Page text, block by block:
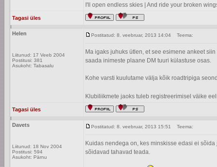
I'll open endless skies | And ride your broken
Tagasi üles
Helen
Liitunud: 17 Veeb 2004
Postitusi: 381
Asukoht: Tabasalu
Postitatud: 8. veebruar, 2013 14:04 Teema:
Ma igaks juhuks ütlen, et see esimene ankeet
saada inimeste plaane DM tuuri külastuse osas.
Kohe varsti kuulutame välja kõik roadtripiga
Klubiliikmete jaoks tuleb registreerimisel väike
Tagasi üles
Davets
Liitunud: 18 Nov 2004
Postitusi: 594
Asukoht: Pärnu
Postitatud: 8. veebruar, 2013 15:51 Teema:
Kuidas nendega on, kes minskisse edasi ei
sõidavad tahavad teada.